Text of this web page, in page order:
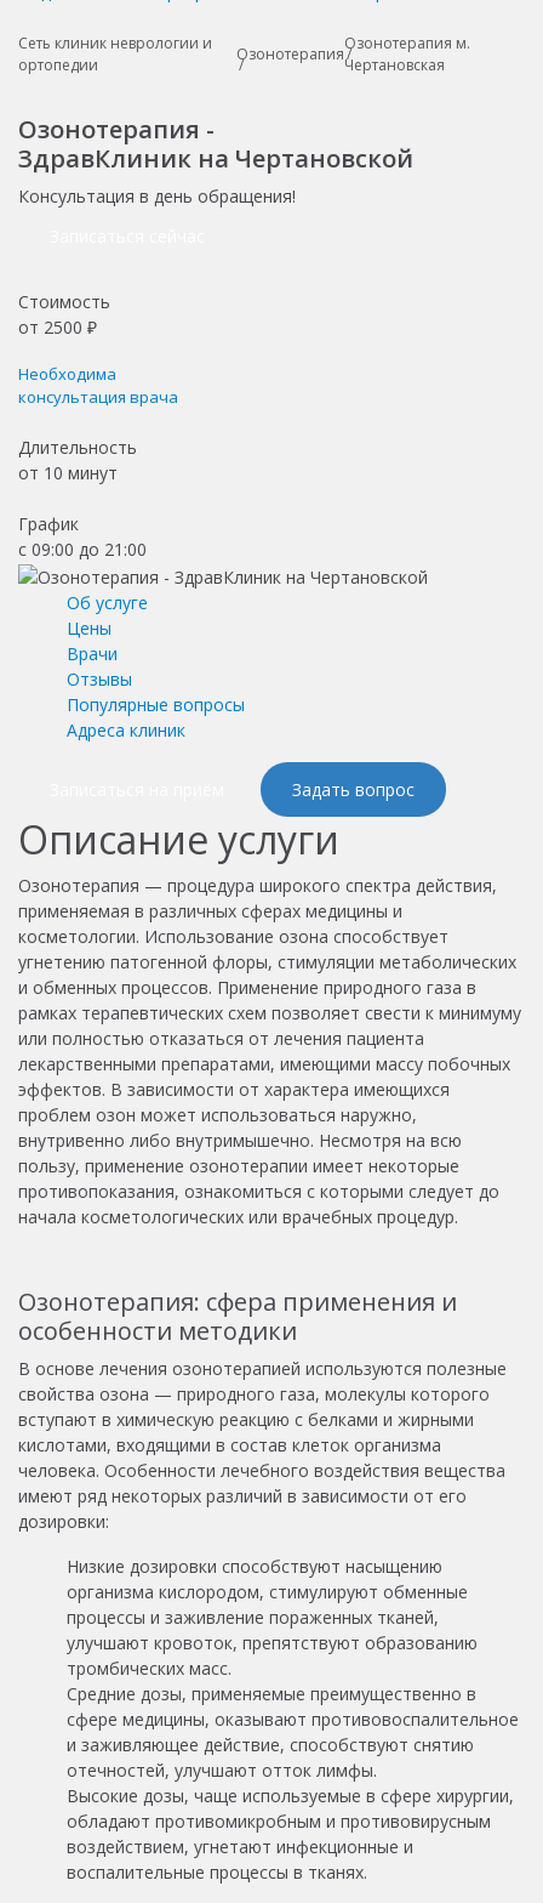
Сеть клиник неврологии и
ортопедии
Озонотерапия
Озонотерапия м.
Чертановская
Озонотерапия -
ЗдравКлиник на Чертановской
Консультация в день обращения!
Стоимость
от 2500 ₽
Необходима
консультация врача
Длительность
от 10 минут
График
с 09:00 до 21:00
Об услуге
Цены
Врачи
Отзывы
Популярные вопросы
Адреса клиник
Задать вопрос
Описание услуги
Озонотерапия — процедура широкого спектра действия,
применяемая в различных сферах медицины и
косметологии. Использование озона способствует
угнетению патогенной флоры, стимуляции метаболических
и обменных процессов. Применение природного газа в
рамках терапевтических схем позволяет свести к минимуму
или полностью отказаться от лечения пациента
лекарственными препаратами, имеющими массу побочных
эффектов. В зависимости от характера имеющихся
проблем озон может использоваться наружно,
внутривенно либо внутримышечно. Несмотря на всю
пользу, применение озонотерапии имеет некоторые
противопоказания, ознакомиться с которыми следует до
начала косметологических или врачебных процедур.
Озонотерапия: сфера применения и
особенности методики
В основе лечения озонотерапией используются полезные
свойства озона — природного газа, молекулы которого
вступают в химическую реакцию с белками и жирными
кислотами, входящими в состав клеток организма
человека. Особенности лечебного воздействия вещества
имеют ряд некоторых различий в зависимости от его
дозировки:
Низкие дозировки способствуют насыщению
организма кислородом, стимулируют обменные
процессы и заживление пораженных тканей,
улучшают кровоток, препятствуют образованию
тромбических масс.
Средние дозы, применяемые преимущественно в
сфере медицины, оказывают противовоспалительное
и заживляющее действие, способствуют снятию
отечностей, улучшают отток лимфы.
Высокие дозы, чаще используемые в сфере хирургии,
обладают противомикробным и противовирусным
воздействием, угнетают инфекционные и
воспалительные процессы в тканях.